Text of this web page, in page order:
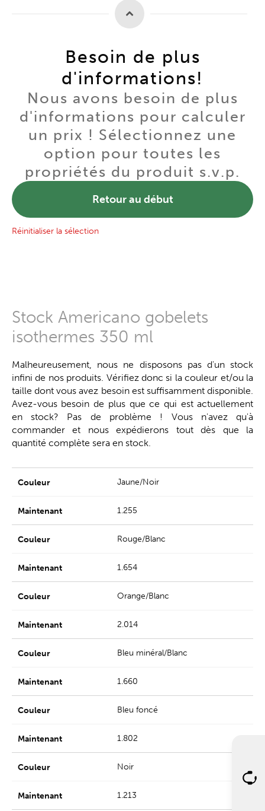
Besoin de plus
d'informations!
Nous avons besoin de plus
d'informations pour calculer
un prix ! Sélectionnez une
option pour toutes les
propriétés du produit s.v.p.
Retour au début
Réinitialiser la sélection
Stock Americano gobelets
isothermes 350 ml
Malheureusement, nous ne disposons pas d'un stock
infini de nos produits. Vérifiez donc si la couleur et/ou la
taille dont vous avez besoin est suffisamment disponible.
Avez-vous besoin de plus que ce qui est actuellement
en stock? Pas de problème ! Vous n'avez qu'à
commander et nous expédierons tout dès que la
quantité complète sera en stock.
Jaune/Noir
1.255
Rouge/Blanc
1.654
Orange/Blanc
2.014
Bleu minéral/Blanc
1.660
Bleu foncé
1.802
Noir
1.213